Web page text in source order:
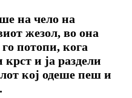
на чело на
жезол, во она
потопи, кога
и ја раздели
кој одеше пеш и